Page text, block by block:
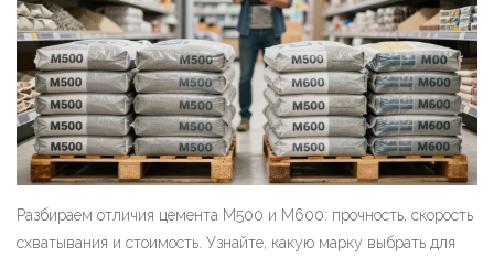
Разбираем отличия цемента М500 и М600: прочность, скорость
схватывания и стоимость. Узнайте, какую марку выбрать для